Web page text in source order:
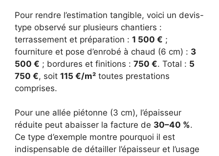
Pour rendre l’estimation tangible, voici un devis-
type observé sur plusieurs chantiers :
terrassement et préparation : 1 500 € ;
fourniture et pose d’enrobé à chaud (6 cm) : 3
500 € ; bordures et finitions : 750 €. Total : 5
750 €, soit 115 €/m² toutes prestations
comprises.
Pour une allée piétonne (3 cm), l’épaisseur
réduite peut abaisser la facture de 30–40 %.
Ce type d’exemple montre pourquoi il est
indispensable de détailler l’épaisseur et l’usage